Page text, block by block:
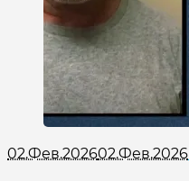
02.Фев.202602.Фев.2026